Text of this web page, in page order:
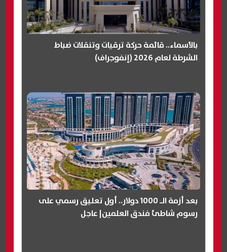
بالأسماء.. قائمة حركة ترقيات وتنقلات ضباط
الشرطة لعام 2026 (إنفوجراف)
بعد أزمة الـ 1000 دولار.. أول تعليق رسمي على
رسوم شاطئ فندق العلمين| عاجل